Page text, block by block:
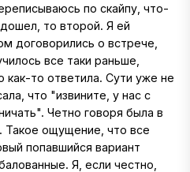
по скайпу, что-
то второй. Я ей
договорились о встрече,
все таки раньше,
как-то ответила. Сути уже не
что "извините, у нас с
Четно говоря была в
Такое ощущение, что все
попавшийся вариант
Я, если честно,